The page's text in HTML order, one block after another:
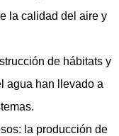
la calidad del aire y
de hábitats y
agua han llevado a
la producción de